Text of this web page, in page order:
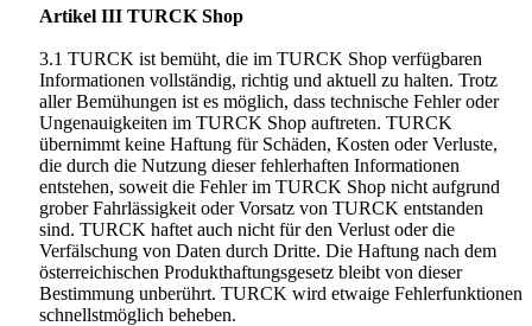
Artikel III TURCK Shop
3.1 TURCK ist bemüht, die im TURCK Shop verfügbaren
Informationen vollständig, richtig und aktuell zu halten. Trotz
aller Bemühungen ist es möglich, dass technische Fehler oder
Ungenauigkeiten im TURCK Shop auftreten. TURCK
übernimmt keine Haftung für Schäden, Kosten oder Verluste,
die durch die Nutzung dieser fehlerhaften Informationen
entstehen, soweit die Fehler im TURCK Shop nicht aufgrund
grober Fahrlässigkeit oder Vorsatz von TURCK entstanden
sind. TURCK haftet auch nicht für den Verlust oder die
Verfälschung von Daten durch Dritte. Die Haftung nach dem
österreichischen Produkthaftungsgesetz bleibt von dieser
Bestimmung unberührt. TURCK wird etwaige Fehlerfunktionen
schnellstmöglich beheben.